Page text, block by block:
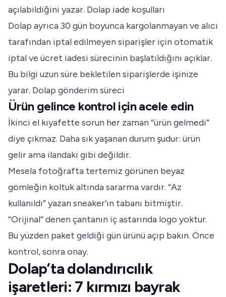
açılabildiğini yazar. Dolap iade koşulları
Dolap ayrıca 30 gün boyunca kargolanmayan ve alıcı
tarafından iptal edilmeyen siparişler için otomatik
iptal ve ücret iadesi sürecinin başlatıldığını açıklar.
Bu bilgi uzun süre bekletilen siparişlerde işinize
yarar. Dolap gönderim süreci
Ürün gelince kontrol için acele edin
İkinci el kıyafette sorun her zaman “ürün gelmedi”
diye çıkmaz. Daha sık yaşanan durum şudur: ürün
gelir ama ilandaki gibi değildir.
Mesela fotoğrafta tertemiz görünen beyaz
gömleğin koltuk altında sararma vardır. “Az
kullanıldı” yazan sneaker’ın tabanı bitmiştir.
“Orijinal” denen çantanın iç astarında logo yoktur.
Bu yüzden paket geldiği gün ürünü açıp bakın. Önce
kontrol, sonra onay.
Dolap’ta dolandırıcılık
işaretleri: 7 kırmızı bayrak